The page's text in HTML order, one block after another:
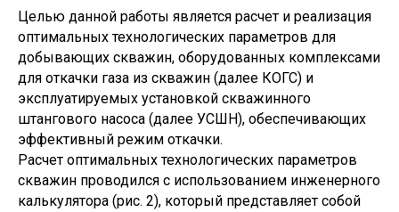
Целью данной работы является расчет и реализация
оптимальных технологических параметров для
добывающих скважин, оборудованных комплексами
для откачки газа из скважин (далее КОГС) и
эксплуатируемых установкой скважинного
штангового насоса (далее УСШН), обеспечивающих
эффективный режим откачки.
Расчет оптимальных технологических параметров
скважин проводился с использованием инженерного
калькулятора (рис. 2), который представляет собой